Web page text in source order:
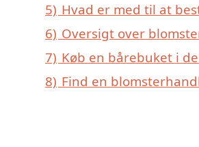
5) Hvad er med til at
6) Oversigt over
7) Køb en bårebuket i
8) Find en